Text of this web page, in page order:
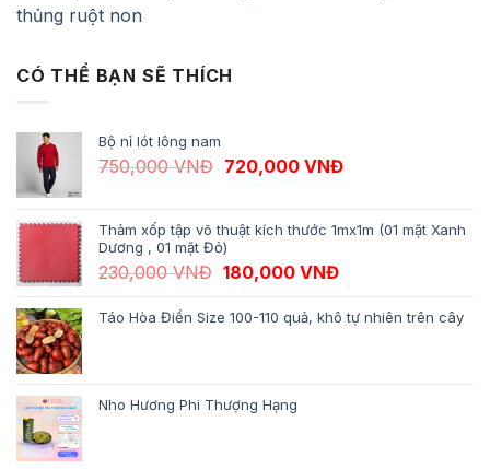
thủng ruột non
CÓ THỂ BẠN SẼ THÍCH
Bộ nỉ lót lông nam
750,000VNĐ Giá gốc là: 750,000 VNĐ.
720,000 VNĐGiá hiện tại là:
Thảm xốp tập võ thuật kích thước 1mx1m (01 mặt Xanh
Dương , 01 mặt Đỏ)
230,000VNĐ Giá gốc là: 230,000 VNĐ.
180,000 VNĐGiá hiện tại là:
Táo Hòa Điền Size 100-110 quả, khô tự nhiên trên cây
Nho Hương Phi Thượng Hạng